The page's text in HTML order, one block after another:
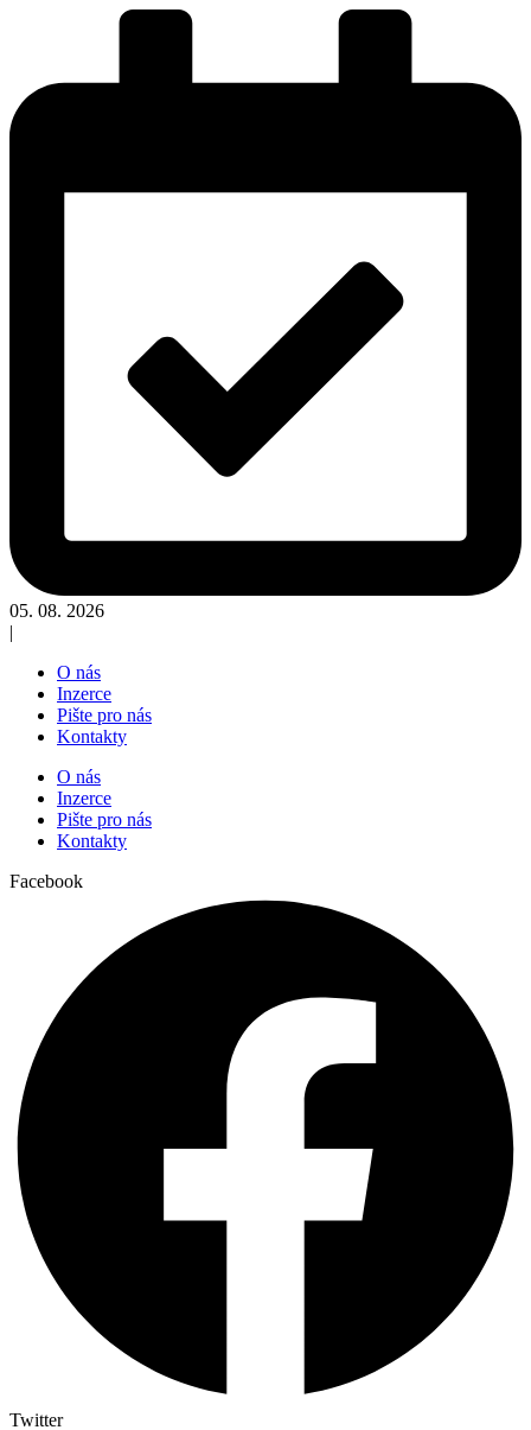
05. 08. 2026
|
O nás
Inzerce
Pište pro nás
Kontakty
O nás
Inzerce
Pište pro nás
Kontakty
Facebook
Twitter